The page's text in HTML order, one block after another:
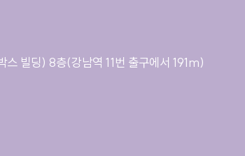
스 빌딩) 8층(강남역 11번 출구에서 191m)